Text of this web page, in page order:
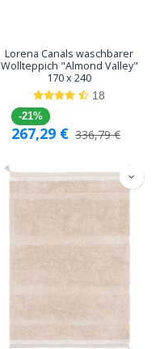
Lorena Canals waschbarer
Wollteppich "Almond Valley"
170 x 240
18
-21%
267,29 € 336,79€